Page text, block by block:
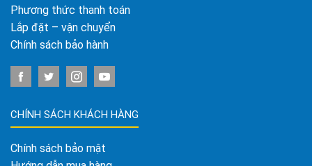
Phương thức thanh toán
Lắp đặt – vận chuyển
Chính sách bảo hành
CHÍNH SÁCH KHÁCH HÀNG
Chính sách bảo mật